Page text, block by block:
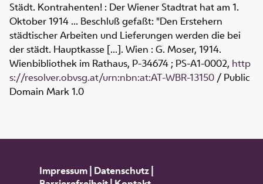
Städt. Kontrahenten! : Der Wiener Stadtrat hat am 1.
Oktober 1914 ... Beschluß gefaßt: "Den Erstehern
städtischer Arbeiten und Lieferungen werden die bei
der städt. Hauptkasse [...]. Wien : G. Moser, 1914.
Wienbibliothek im Rathaus, P-34674 ; PS-A1-0002, http
s://resolver.obvsg.at/urn:nbn:at:AT-WBR-13150 / Public
Domain Mark 1.0
Impressum| Datenschutz|